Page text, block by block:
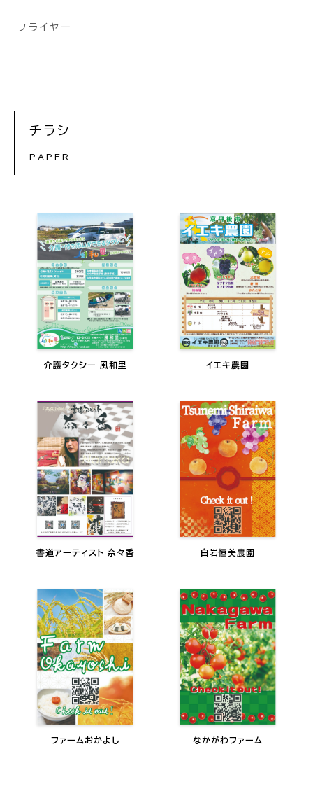
フライヤー
チラシ
PAPER
介護タクシー 風和里 イエキ農園
書道アーティスト 奈々香 白岩恒美農園
ファームおかよし なかがわファーム